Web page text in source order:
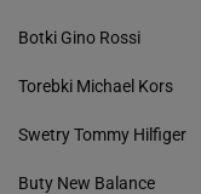
Botki Gino Rossi
Torebki Michael Kors
Swetry Tommy Hilfiger
Buty New Balance